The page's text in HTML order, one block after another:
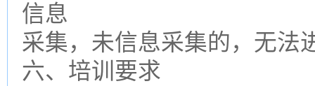
信息
采集，未信息采集的，无法
六、培训要求